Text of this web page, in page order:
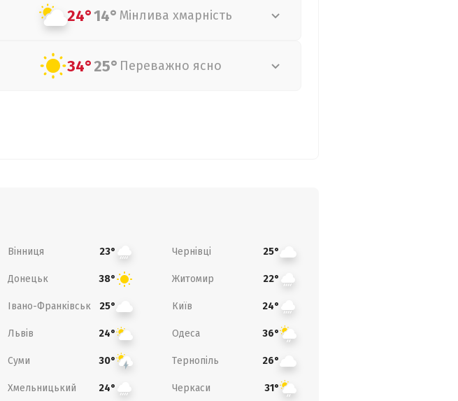
24°14° Мінлива хмарність
34°25° Переважно ясно
Вінниця 23° Чернівці 25°
Донецьк 38° Житомир 22°
Івано-Франківськ 25° Київ 24°
Львів 24° Одеса 36°
Суми 30° Тернопіль 26°
Хмельницький 24° Черкаси 31°